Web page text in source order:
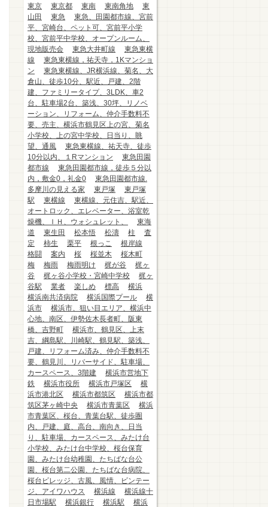
東京
東京都 東南 東南角地
東
山田
東急
東急、田園都市線、宮前
平、宮崎台、ペット可、宮前平小学
校、宮前平中学校、オープンルーム、
現地販売会
東急大井町線
東急東横
線
東急東横線，祐天寺，1Kマンショ
ン
東急東横線、JR横浜線、菊名、大
倉山、徒歩10分、駅近、戸建、2階
建、ファミリータイプ、3LDK、車2
台、駐車場2台、築浅、30坪、リノベ
ーション、リフォーム、仲介手数料不
要、売主、横浜市鶴見区上の宮、菊名
小学校、上の宮中学校、日当り、眺
望、通風
東急東横線、祐天寺、徒歩
10分以内、１Rマンション
東急田園
都市線
東急田園都市線，徒歩５分以
内，敷金0，礼金0
東急田園都市線.
多摩川の見える家
東戸塚
東戸塚
駅
東横線
東横線、元住吉、駅近、
オートロック、エレベーター、浴室乾
燥機、ＩＨ、ウォシュレット、
東海
道
東生田 松本悟 松濤 柱
査
定
柿生 栗平 根っこ
根岸線
格闘
案内 桜 桜並木
桜木町
梅
梅雨 梅雨明け 梶が谷
梶ヶ
谷
梶ヶ谷小学校・宮崎中学校
梶ヶ
谷駅
業者 楽しめ 標高
横浜
横浜南共済病院
横浜国際プール
横
浜市
横浜市、狙い目エリア、横浜中
心地、南区、伊勢佐木長者町、阪東
橋、吉野町
横浜市、鶴見区、上末
吉、綱島駅、川崎駅、鶴見駅、築浅、
戸建、リフォーム済み、仲介手数料不
要、鶴見川、リバーサイド、駐車場、
カースペース、3階建
横浜市営地下
鉄
横浜市役所 横浜市戸塚区
横
浜市港北区
横浜市都筑区
横浜市都
筑区茅ヶ崎中央
横浜市青葉区
横浜
市青葉区、桜台、青葉台駅、徒歩圏
内、戸建、庭、高台、南向き、日当
り、駐車場、カースペース、みたけ台
小学校、みたけ台中学校、桜台保育
園、みたけ台幼稚園、たちばな台公
園、桜台第二公園、たちばな台病院、
桜台ビレッジ、古風、風情、ビンテー
ジ、アイワハウス
横浜線
横浜線十
日市場駅
横浜銀行 横浜駅
横浜